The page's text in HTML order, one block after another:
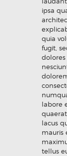
ipsa
quia
fugit,
labore
lacus
mauris
tellus